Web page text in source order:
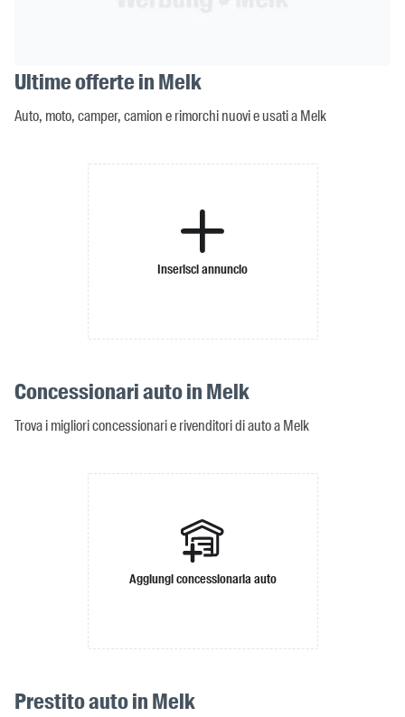
Ultime offerte in Melk
Auto, moto, camper, camion e rimorchi nuovi e usati a Melk
Inserisci annuncio
Concessionari auto in Melk
Trova i migliori concessionari e rivenditori di auto a Melk
Aggiungi concessionaria auto
Prestito auto in Melk